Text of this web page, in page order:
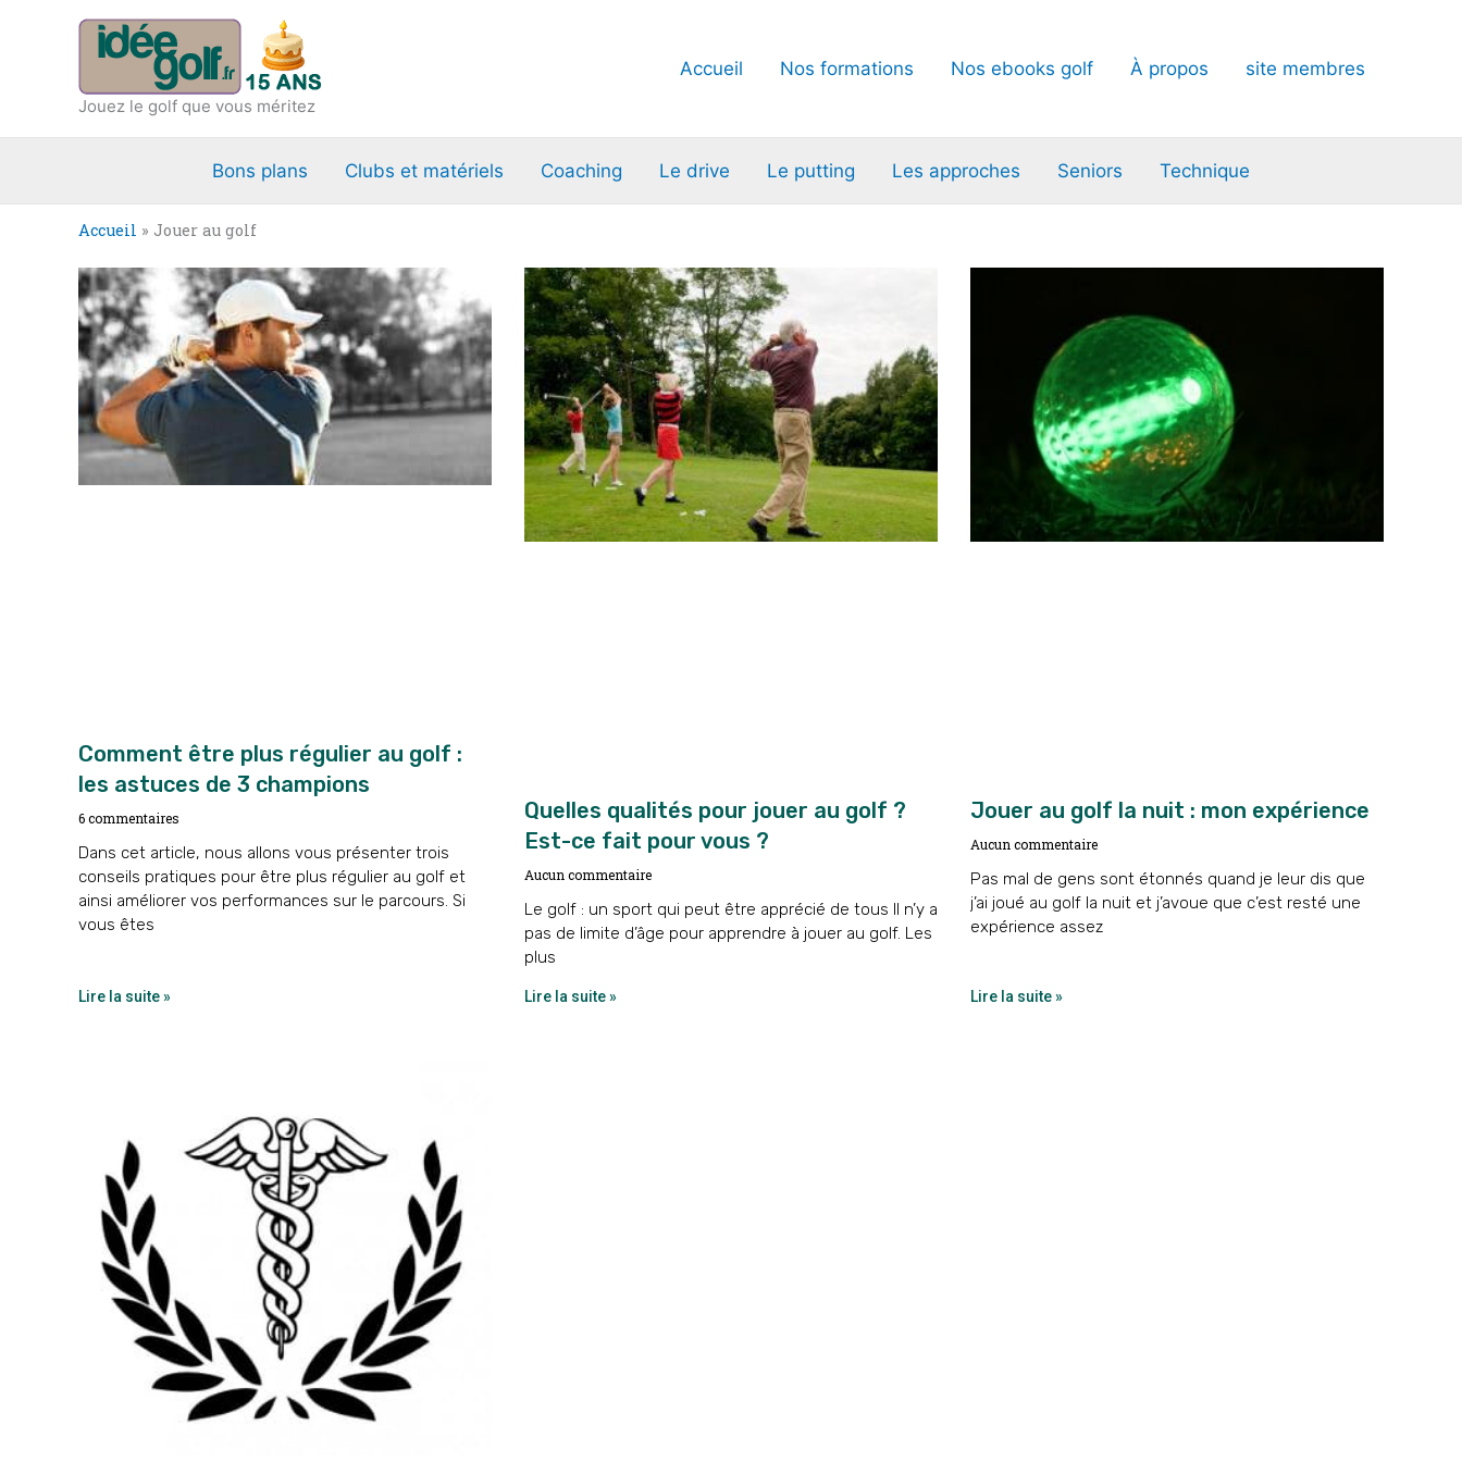
Jouez le golf que vous méritez
Accueil Nos formations Nos ebooks golf À propos site membres
Bons plans Clubs et matériels Coaching Le drive Le putting Les approches Seniors Technique
Accueil » Jouer au golf
Comment être plus régulier au golf :
les astuces de 3 champions
6 commentaires
Dans cet article, nous allons vous présenter trois
conseils pratiques pour être plus régulier au golf et
ainsi améliorer vos performances sur le parcours. Si
vous êtes
Lire la suite »
Quelles qualités pour jouer au golf ?
Est-ce fait pour vous ?
Aucun commentaire
Le golf : un sport qui peut être apprécié de tous Il n’y a
pas de limite d’âge pour apprendre à jouer au golf. Les
plus
Lire la suite »
Jouer au golf la nuit : mon expérience
Aucun commentaire
Pas mal de gens sont étonnés quand je leur dis que
j’ai joué au golf la nuit et j’avoue que c’est resté une
expérience assez
Lire la suite »